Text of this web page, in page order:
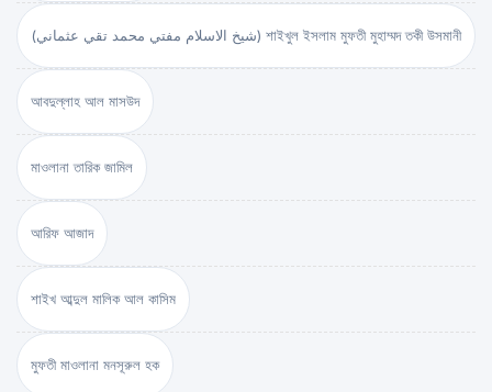
(شيخ الاسلام مفتي محمد تقي عثماني) শাইখুল ইসলাম মুফতী মুহাম্মদ তকী উসমানী
আবদুল্লাহ আল মাসউদ
মাওলানা তারিক জামিল
আরিফ আজাদ
শাইখ আব্দুল মালিক আল কাসিম
মুফতী মাওলানা মনসূরুল হক